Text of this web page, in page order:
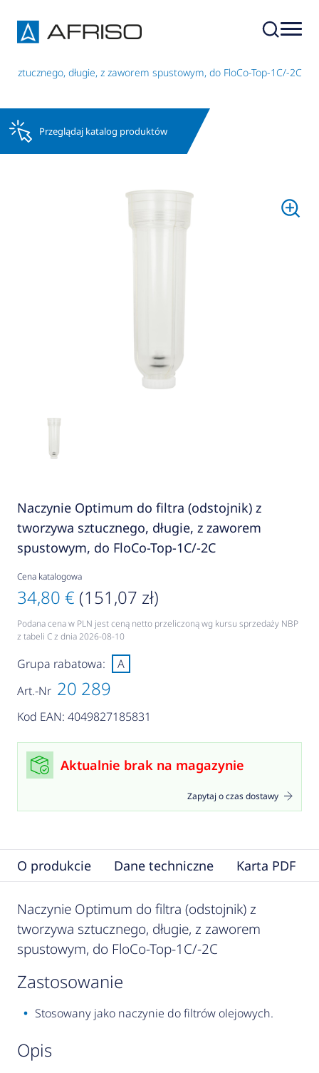
długie, z zaworem spustowym, do FloCo-Top-1C/-2C
Przeglądaj katalog produktów
Naczynie Optimum do filtra (odstojnik) z
tworzywa sztucznego, długie, z zaworem
spustowym, do FloCo-Top-1C/-2C
Cena katalogowa
34,80 € (151,07 zł)
Podana cena w PLN jest ceną netto przeliczoną wg kursu sprzedaży NBP
z tabeli C z dnia 2026-08-10
Art.-Nr 20 289
Kod EAN: 4049827185831
Grupa rabatowa: A
Aktualnie brak na magazynie
Zapytaj o czas dostawy
O produkcie Dane techniczne Karta PDF
Naczynie Optimum do filtra (odstojnik) z
tworzywa sztucznego, długie, z zaworem
spustowym, do FloCo-Top-1C/-2C
zastosowanie
Stosowany jako naczynie do filtrów olejowych.
opis